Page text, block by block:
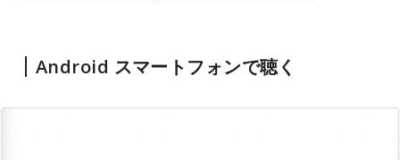
Android スマートフォンで聴く